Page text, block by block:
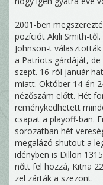
2001-ben
pozíciót Akili Smith-
Johnson-t
a Patriots gárdáját,
szept. 16-ról január
miatt. Október 14-én
nézőszám előtt. Hét
reménykedhetett
csapat a playoff-ban.
sorozatban hét
megalázó shutout a
idényben is Dillon
nőtt fel hozzá, Kitna
zel zárták a szezont.